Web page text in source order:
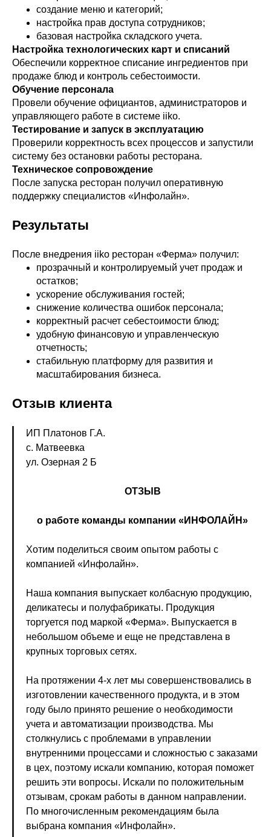
создание меню и категорий;
настройка прав доступа сотрудников;
базовая настройка складского учета.
Настройка технологических карт и списаний
Обеспечили корректное списание ингредиентов при
продаже блюд и контроль себестоимости.
Обучение персонала
Провели обучение официантов, администраторов и
управляющего работе в системе iiko.
Тестирование и запуск в эксплуатацию
Проверили корректность всех процессов и запустили
систему без остановки работы ресторана.
Техническое сопровождение
После запуска ресторан получил оперативную
поддержку специалистов «Инфолайн».
Результаты
После внедрения iiko ресторан «Ферма» получил:
прозрачный и контролируемый учет продаж и
остатков;
ускорение обслуживания гостей;
снижение количества ошибок персонала;
корректный расчет себестоимости блюд;
удобную финансовую и управленческую
отчетность;
стабильную платформу для развития и
масштабирования бизнеса.
Отзыв клиента
ИП Платонов Г.А.
с. Матвеевка
ул. Озерная 2 Б
ОТЗЫВ
о работе команды компании «ИНФОЛАЙН»
Хотим поделиться своим опытом работы с
компанией «Инфолайн».
Наша компания выпускает колбасную продукцию,
деликатесы и полуфабрикаты. Продукция
торгуется под маркой «Ферма». Выпускается в
небольшом объеме и еще не представлена в
крупных торговых сетях.
На протяжении 4-х лет мы совершенствовались в
изготовлении качественного продукта, и в этом
году было принято решение о необходимости
учета и автоматизации производства. Мы
столкнулись с проблемами в управлении
внутренними процессами и сложностью с заказами
в цех, поэтому искали компанию, которая поможет
решить эти вопросы. Искали по положительным
отзывам, срокам работы в данном направлении.
По многочисленным рекомендациям была
выбрана компания «Инфолайн».